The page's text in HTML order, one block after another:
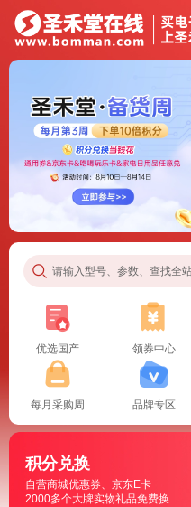
请输入型号、参数、查找全
优选国产 领券中心
每月采购周 品牌专区
积分兑换
自营商城优惠券、京东E卡
2000多个大牌实物礼品免费换